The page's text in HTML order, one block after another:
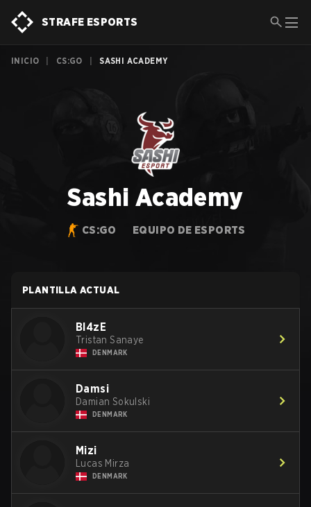
STRAFE ESPORTS
INICIO CS:GO SASHI ACADEMY
Sashi Academy
CS:GO EQUIPO DE ESPORTS
PLANTILLA ACTUAL
Bl4zE
Tristan Sanaye
DENMARK
Damsi
Damian Sokulski
DENMARK
Mizi
Lucas Mirza
DENMARK